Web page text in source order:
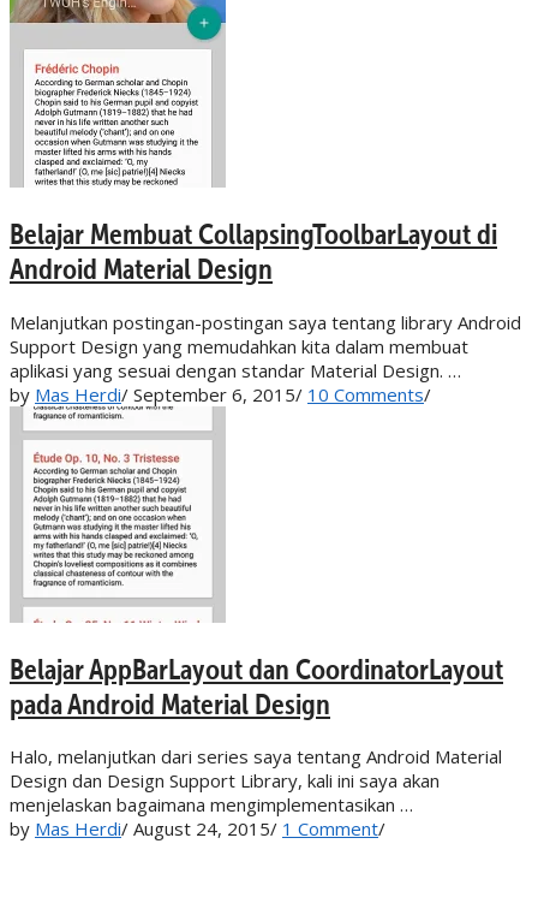
Belajar Membuat CollapsingToolbarLayout di
Android Material Design
Melanjutkan postingan-postingan saya tentang library Android
Support Design yang memudahkan kita dalam membuat
aplikasi yang sesuai dengan standar Material Design. …
by Mas Herdi/ September 6, 2015/ 10 Comments/
Belajar AppBarLayout dan CoordinatorLayout
pada Android Material Design
Halo, melanjutkan dari series saya tentang Android Material
Design dan Design Support Library, kali ini saya akan
menjelaskan bagaimana mengimplementasikan …
by Mas Herdi/ August 24, 2015/ 1 Comment/